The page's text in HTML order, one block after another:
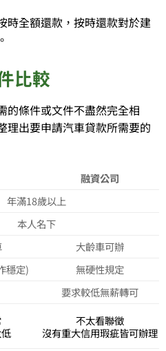
時全額還款，按時還款對於建
比較
的條件或文件不盡然完全相
理出要申請汽車貸款所需要的
融資公司
年滿18歲以上
本人名下
大齡車可辦
穩定)
無硬性規定
要求較低無薪轉可
不太看聯徵
沒有重大信用瑕疵皆可辦理